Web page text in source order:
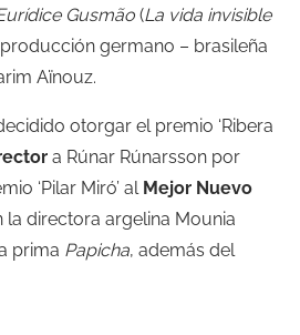
Gusmão (La vida invisible
germano – brasileña
Aïnouz.
otorgar el premio ‘Ribera
a Rúnar Rúnarsson por
‘Pilar Miró’ al Mejor Nuevo
la directora argelina Mounia
prima Papicha, además del